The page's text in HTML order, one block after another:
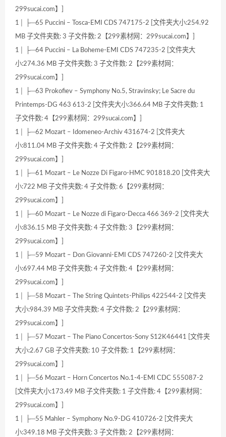
299sucai.com】]
1│ ├─65 Puccini – Tosca-EMI CDS 747175-2 [文件夹大小:254.92
MB 子文件夹数: 3 子文件数: 2【299素材网：299sucai.com】]
1│ ├─64 Puccini – La Boheme-EMI CDS 747235-2 [文件夹大
小:274.36 MB 子文件夹数: 3 子文件数: 2【299素材网：
299sucai.com】]
1│ ├─63 Prokofiev – Symphony No.5, Stravinsky; Le Sacre du
Printemps-DG 463 613-2 [文件夹大小:366.64 MB 子文件夹数: 1
子文件数: 4【299素材网：299sucai.com】]
1│ ├─62 Mozart – Idomeneo-Archiv 431674-2 [文件夹大
小:811.04 MB 子文件夹数: 4 子文件数: 2【299素材网：
299sucai.com】]
1│ ├─61 Mozart – Le Nozze Di Figaro-HMC 901818.20 [文件夹大
小:722 MB 子文件夹数: 4 子文件数: 6【299素材网：
299sucai.com】]
1│ ├─60 Mozart – Le Nozze di Figaro-Decca 466 369-2 [文件夹大
小:836.15 MB 子文件夹数: 4 子文件数: 3【299素材网：
299sucai.com】]
1│ ├─59 Mozart – Don Giovanni-EMI CDS 747260-2 [文件夹大
小:697.44 MB 子文件夹数: 4 子文件数: 4【299素材网：
299sucai.com】]
1│ ├─58 Mozart – The String Quintets-Philips 422544-2 [文件夹
大小:984.39 MB 子文件夹数: 4 子文件数: 2【299素材网：
299sucai.com】]
1│ ├─57 Mozart – The Piano Concertos-Sony S12K46441 [文件夹
大小:2.67 GB 子文件夹数: 10 子文件数: 1【299素材网：
299sucai.com】]
1│ ├─56 Mozart – Horn Concertos No.1-4-EMI CDC 555087-2
[文件夹大小:173.49 MB 子文件夹数: 1 子文件数: 4【299素材网：
299sucai.com】]
1│ ├─55 Mahler – Symphony No.9-DG 410726-2 [文件夹大
小:349.18 MB 子文件夹数: 3 子文件数: 2【299素材网：